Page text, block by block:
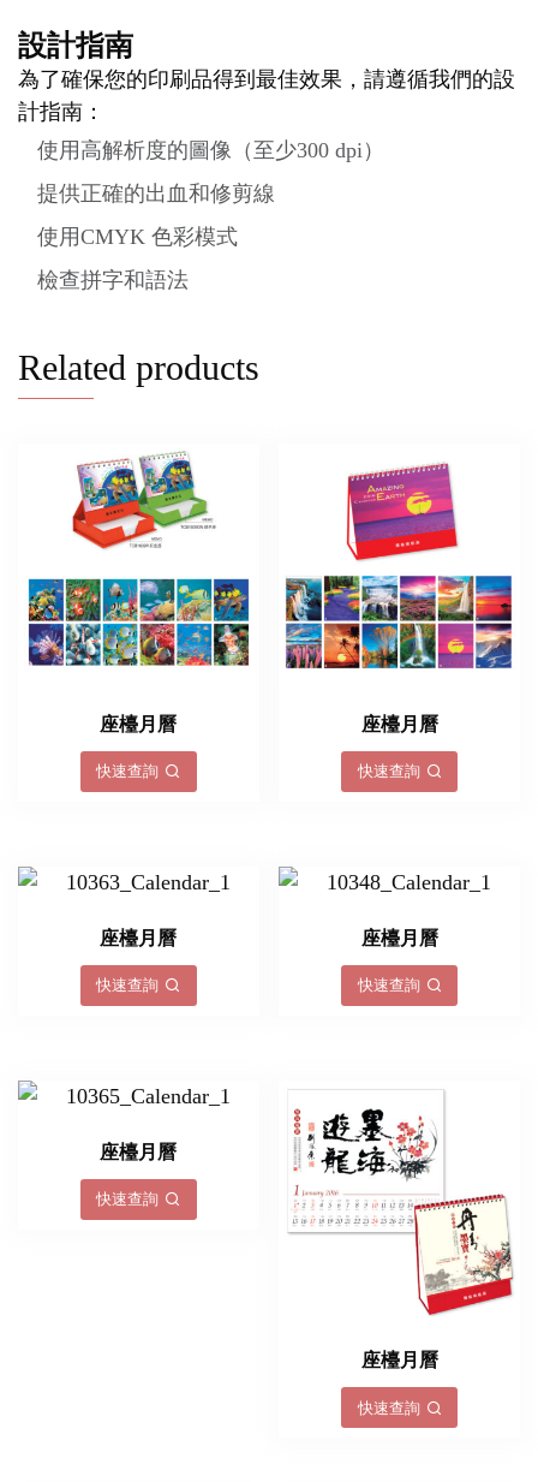
設計指南
為了確保您的印刷品得到最佳效果，請遵循我們的設
計指南：
使用高解析度的圖像（至少300 dpi）
提供正確的出血和修剪線
使用CMYK 色彩模式
檢查拼字和語法
Related products
座檯月曆
快速查詢
座檯月曆
快速查詢
座檯月曆
快速查詢
座檯月曆
快速查詢
座檯月曆
快速查詢
座檯月曆
快速查詢